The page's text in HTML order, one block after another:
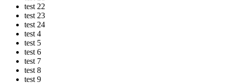
test 22
test 23
test 24
test 4
test 5
test 6
test 7
test 8
test 9